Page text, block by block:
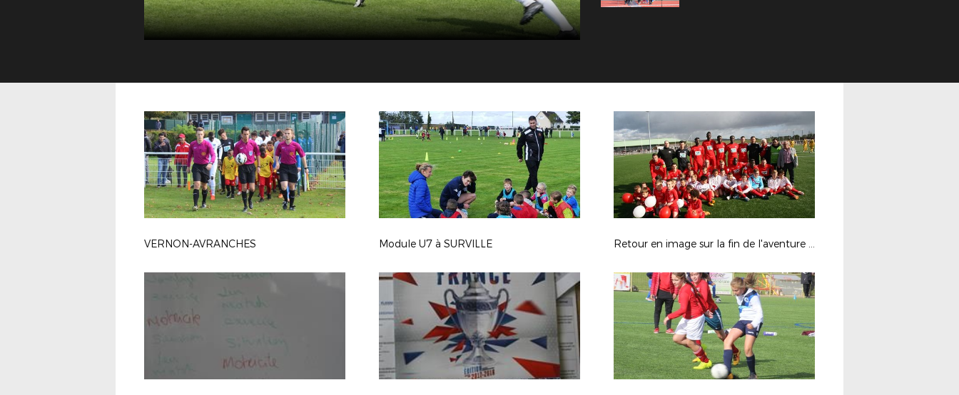
VERNON-AVRANCHES Module U7 à SURVILLE Retour en image sur la fin de l'aventure d'ALIZAY